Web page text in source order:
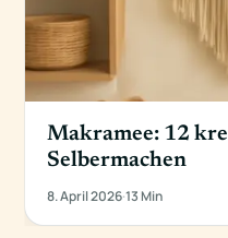
Makramee: 12
Selbermachen
8. April 2026·13 Min